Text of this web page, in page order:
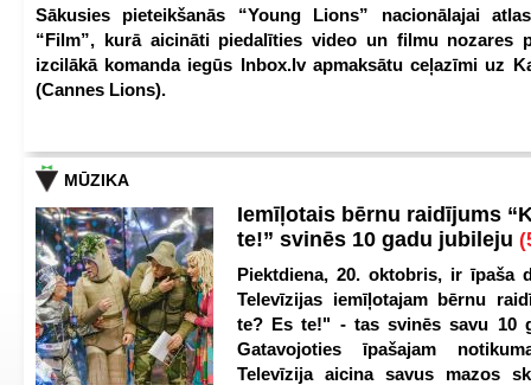
Sākusies pieteikšanās “Young Lions” nacionālajai
“Film”, kurā aicināti piedalīties video un filmu nozares
izcilākā komanda iegūs Inbox.lv apmaksātu ceļazīmi uz
(Cannes Lions).
MŪZIKA
Iemīļotais bērnu raidījums
te!” svinēs 10 gadu jubileju
Piektdiena, 20. oktobris, ir īpaša
Televīzijas iemīļotajam bērnu
te? Es te!" - tas svinēs savu 10
Gatavojoties īpašajam
Televīzija aicina savus mazos